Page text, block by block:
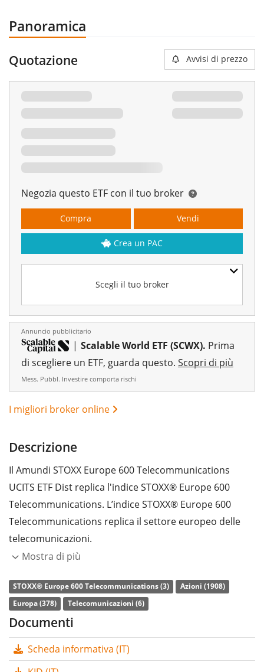
Panoramica
Quotazione Avvisi di prezzo
Negozia questo ETF con il tuo broker
Scegli il tuo broker
Compra Vendi
Crea un PAC
Annuncio pubblicitario
| Scalable World ETF (SCWX). Prima
di scegliere un ETF, guarda questo. Scopri di più
Mess. Pubbl. Investire comporta rischi
I migliori broker online
Descrizione
Il Amundi STOXX Europe 600 Telecommunications
UCITS ETF Dist replica l'indice STOXX® Europe 600
Telecommunications. L’indice STOXX® Europe 600
Telecommunications replica il settore europeo delle
telecomunicazioni.
spesa complessiva
0,30% annuo. Il Amundi STOXX Europe 600
Telecommunications UCITS ETF Dist è l’ETF più
economico e più grande che replica l'indice STOXX®
replica sinteticadella performance dell’indice
sottostante con uno swap. I dividendi dell'ETF sono
Mostra di più
STOXX® Europe 600 Telecommunications (3)
Azioni (1908)
Europa (378)
Telecomunicazioni (6)
Documenti
Scheda informativa (IT)